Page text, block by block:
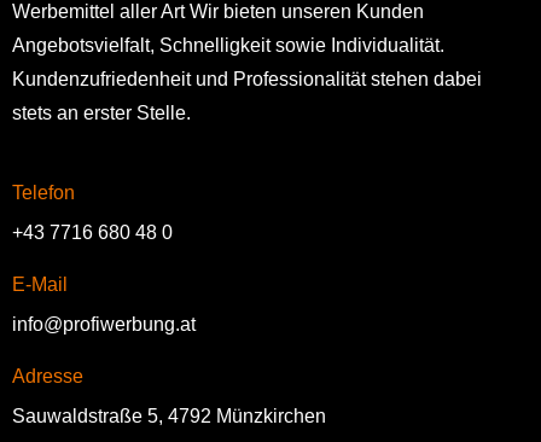
Werbemittel aller Art Wir bieten unseren Kunden
Angebotsvielfalt, Schnelligkeit sowie Individualität.
Kundenzufriedenheit und Professionalität stehen dabei
stets an erster Stelle.
Telefon
+43 7716 680 48 0
E-Mail
info@profiwerbung.at
Adresse
Sauwaldstraße 5, 4792 Münzkirchen